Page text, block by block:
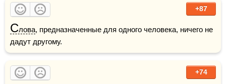
+87
Слова, предназначенные для одного человека, ничего не
дадут другому.
+74